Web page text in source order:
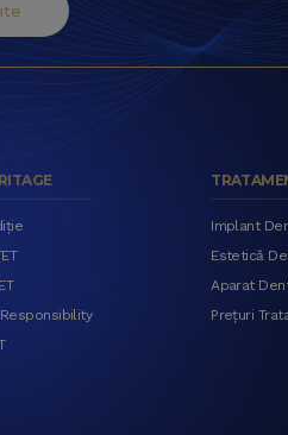
Implant
Estetică
Aparat
Prețuri